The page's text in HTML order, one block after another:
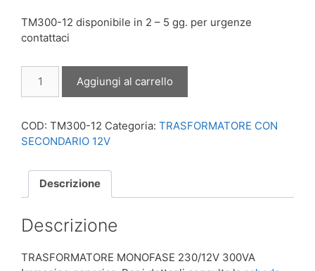
TM300-12 disponibile in 2 – 5 gg. per urgenze
contattaci
MONOFASE
300VA
quantità
Aggiungi al carrello
COD: TM300-12 Categoria: TRASFORMATORE CON
SECONDARIO 12V
Descrizione
Descrizione
TRASFORMATORE MONOFASE 230/12V 300VA